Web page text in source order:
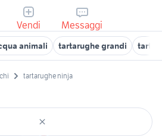
Vendi Messaggi
animali tartarughe grandi
tartarughe ninja